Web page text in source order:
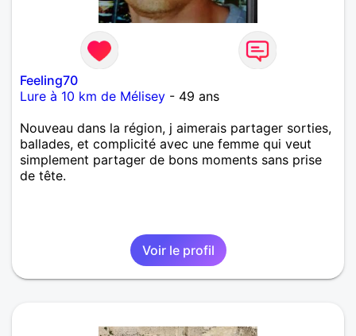
Feeling70
Lure à 10 km de Mélisey - 49 ans
Nouveau dans la région, j aimerais partager sorties,
ballades, et complicité avec une femme qui veut
simplement partager de bons moments sans prise
de tête.
Voir le profil